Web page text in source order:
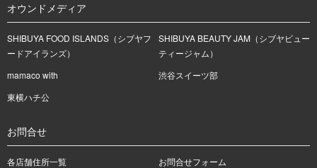
オウンドメディア
SHIBUYA FOOD ISLANDS（シブヤフ
ードアイランズ）
SHIBUYA BEAUTY JAM（シブヤビュー
ティージャム）
mamaco with
渋谷スイーツ部
東横ハチ公
お問合せ
各店舗住所一覧
お問合せフォーム